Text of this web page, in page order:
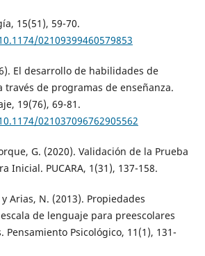
15(51), 59-70.
02109399460579853
El desarrollo de habilidades de
través de programas de enseñanza.
19(76), 69-81.
021037096762905562
G. (2020). Validación de la Prueba
Inicial. PUCARA, 1(31), 137-158.
y Arias, N. (2013). Propiedades
de lenguaje para preescolares
Pensamiento Psicológico, 11(1), 131-